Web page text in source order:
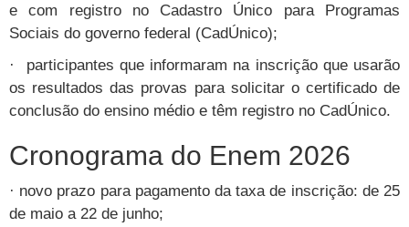
e com registro no Cadastro Único para Programas
Sociais do governo federal (CadÚnico);
· participantes que informaram na inscrição que usarão
os resultados das provas para solicitar o certificado de
conclusão do ensino médio e têm registro no CadÚnico.
Cronograma do Enem 2026
· novo prazo para pagamento da taxa de inscrição: de 25
de maio a 22 de junho;